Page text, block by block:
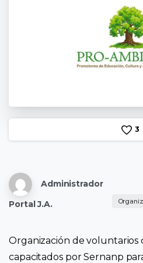
3
Administrador
Portal J.A.
Organización de
capacitados por Sernanp